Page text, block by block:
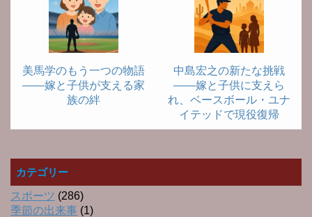
美馬学のもう一つの物語
――嫁と子供が支える家
族の絆
中島宏之の新たな挑戦
――嫁と子供に支えら
れ、ベースボール・ユナ
イテッドで現役復帰
カテゴリー
スポーツ (286)
季節の出来事 (1)